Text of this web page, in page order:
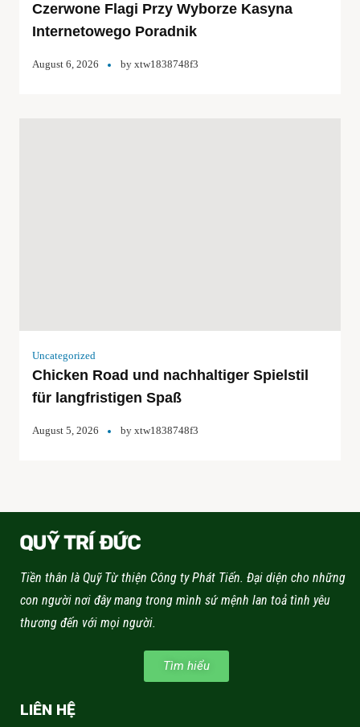
Czerwone Flagi Przy Wyborze Kasyna
Internetowego Poradnik
August 6, 2026 by xtw1838748f3
Uncategorized
Chicken Road und nachhaltiger Spielstil
für langfristigen Spaß
August 5, 2026 by xtw1838748f3
Tiền thân là Quỹ Từ thiện Công ty Phát Tiến. Đại diện cho những
con người nơi đây mang trong mình sứ mệnh lan toả tình yêu
thương đến với mọi người.
Tìm hiểu
LIÊN HỆ